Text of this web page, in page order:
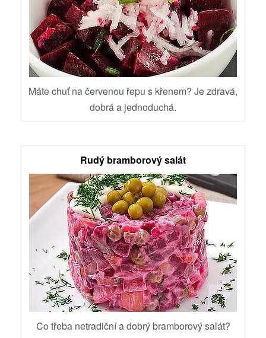
Máte chuť na červenou řepu s křenem? Je zdravá,
dobrá a jednoduchá.
Rudý bramborový salát
Co třeba netradiční a dobrý bramborový salát?